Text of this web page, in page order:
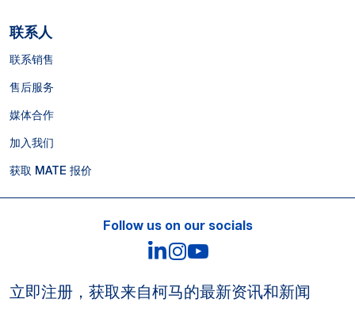
联系人
联系销售
售后服务
媒体合作
加入我们
获取 MATE 报价
Follow us on our socials
LinkedIn
Instagram
立即注册，获取来自柯马的最新资讯和新闻